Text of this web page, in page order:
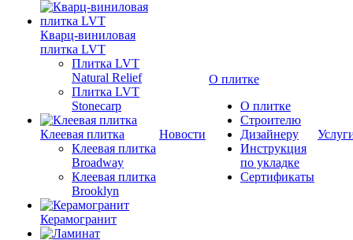
Кварц-виниловая
плитка LVT
Плитка LVT
Natural Relief
Плитка LVT
Stonecarp
Клеевая плитка
Клеевая плитка
Broadway
Клеевая плитка
Brooklyn
Керамогранит
Новости
О плитке
О плитке
Строителю
Дизайнеру
Инструкция
по укладке
Сертификаты